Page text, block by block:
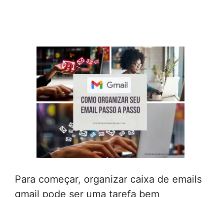
Para começar, organizar caixa de emails
gmail pode ser uma tarefa bem